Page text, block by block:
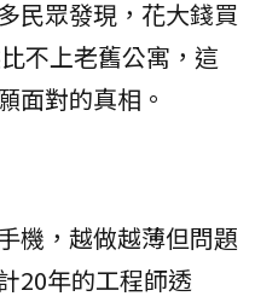
民眾發現，花大錢買
不上老舊公寓，這
面對的真相。
機，越做越薄但問題
20年的工程師透